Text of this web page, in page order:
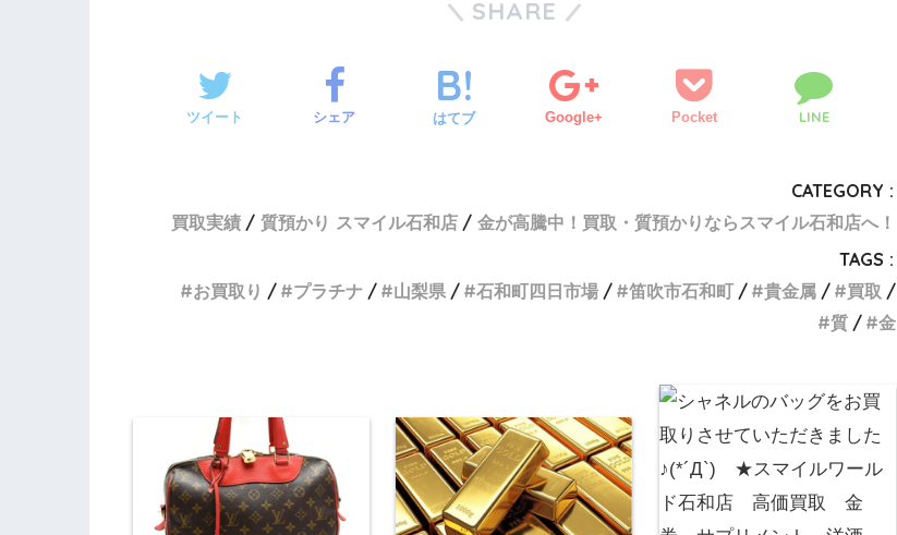
SHARE
ツイート シェア はてブ Google+ Pocket LINE
CATEGORY :
買取実績
質預かり スマイル石和店
金が高騰中！買取・質預かりならスマイル石和店へ！
TAGS :
お買取り
プラチナ 山梨県 石和町四日市場 笛吹市石和町 貴金属
買取
質
金